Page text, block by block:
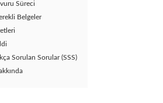
Süreci
Belgeler
Sorulan Sorular (SSS)